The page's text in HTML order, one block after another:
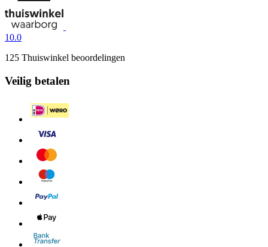
10.0
125 Thuiswinkel beoordelingen
Veilig betalen